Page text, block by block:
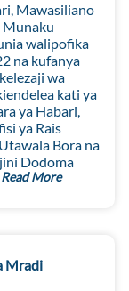
Mawasiliano
Munaku
walipofika
na kufanya
wa
kati ya
ya Habari,
ya Rais
Bora na
Dodoma
Read More
Mradi